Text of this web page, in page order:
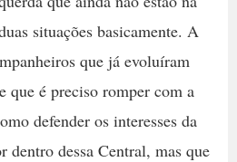
situações basicamente. A
que já evoluíram
que é preciso romper com a
defender os interesses da
dentro dessa Central, mas que